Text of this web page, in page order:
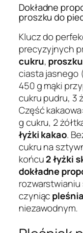
Dokładne
proszku do
Klucz do
precyzyjnych
cukru,
ciasta jasnego
450 g mąki
cukru pudru, 3
Część
g cukru, 2
łyżki kakao.
cukru na
końcu2 łyżki
dokładne
rozwarstwianiu
czyniąc
niezawodnym.